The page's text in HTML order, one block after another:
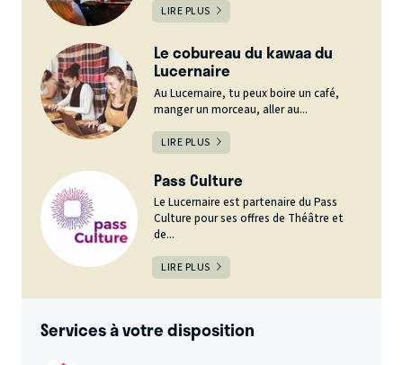
LIRE PLUS
Le cobureau du kawaa du
Lucernaire
Au Lucernaire, tu peux boire un café,
manger un morceau, aller au...
LIRE PLUS
Pass Culture
Le Lucernaire est partenaire du Pass
Culture pour ses offres de Théâtre et
de...
LIRE PLUS
Services à votre disposition